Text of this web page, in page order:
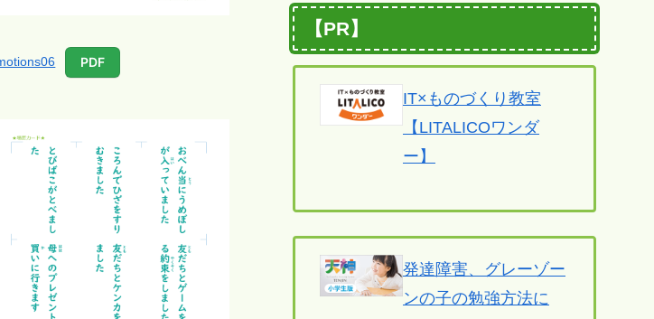
PDF
【PR】
IT×ものづくり教室
【LITALICOワンダ
ー】
発達障害、グレーゾー
ンの子の勉強方法に